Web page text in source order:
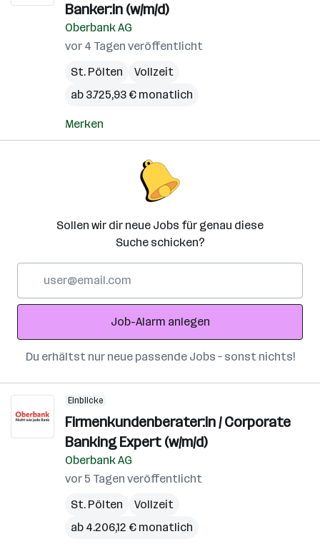
Banker:in (w/m/d)
Oberbank AG
vor 4 Tagen veröffentlicht
St. Pölten
Vollzeit
ab 3.725,93 € monatlich
Merken
Sollen wir dir neue Jobs für genau diese
Suche schicken?
Adresse
Job-Alarm anlegen
Du erhältst nur neue passende Jobs – sonst nichts!
Einblicke
Firmenkundenberater:in / Corporate
Banking Expert (w/m/d)
Oberbank AG
vor 5 Tagen veröffentlicht
St. Pölten
Vollzeit
ab 4.206,12 € monatlich